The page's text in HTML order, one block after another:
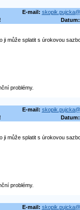
E-mail:
Datum:
ji může splatit s úrokovou
problémy.
E-mail:
Datum:
ji může splatit s úrokovou
problémy.
E-mail: